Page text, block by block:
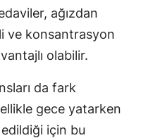
Bayburt
Karaman
Şırnak
ağızdan
ve konsantrasyon
olabilir.
da fark
gece yatarken
için bu